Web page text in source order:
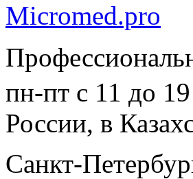
Micromed.pro
пн-пт с 11 до
России, в
Санкт-